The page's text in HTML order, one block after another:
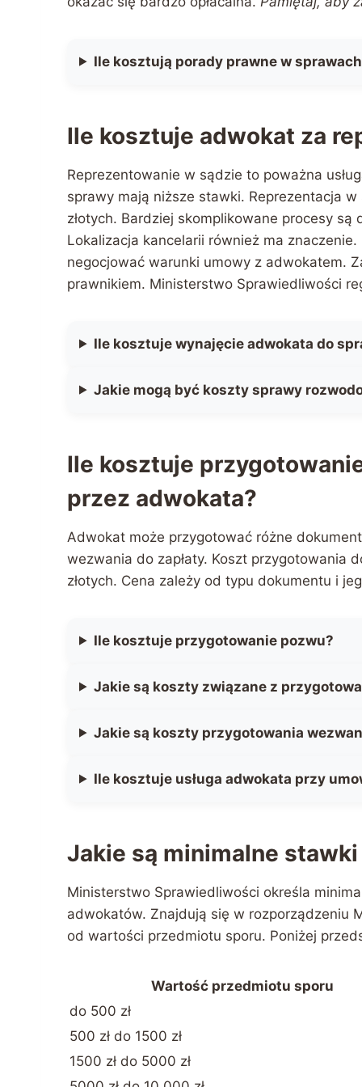
Ile kosztują porady prawne w
Ile kosztuje adwokat za
Reprezentowanie w sądzie to poważna
sprawy mają niższe stawki. Reprezentacja
złotych. Bardziej skomplikowane procesy
Lokalizacja kancelarii również ma
negocjować warunki umowy z adwokatem.
prawnikiem. Ministerstwo Sprawiedliwości
Ile kosztuje wynajęcie adwokata do
Jakie mogą być koszty sprawy
Ile kosztuje
przez adwokata?
Adwokat może przygotować różne
wezwania do zapłaty. Koszt przygotowania
złotych. Cena zależy od typu dokumentu i
Ile kosztuje przygotowanie pozwu?
Jakie są koszty związane z
Jakie są koszty przygotowania
Ile kosztuje usługa adwokata przy
Jakie są minimalne
Ministerstwo Sprawiedliwości określa
adwokatów. Znajdują się w rozporządzeniu
od wartości przedmiotu sporu. Poniżej
Wartość przedmiotu sporu
do 500 zł
500 zł do 1500 zł
1500 zł do 5000 zł